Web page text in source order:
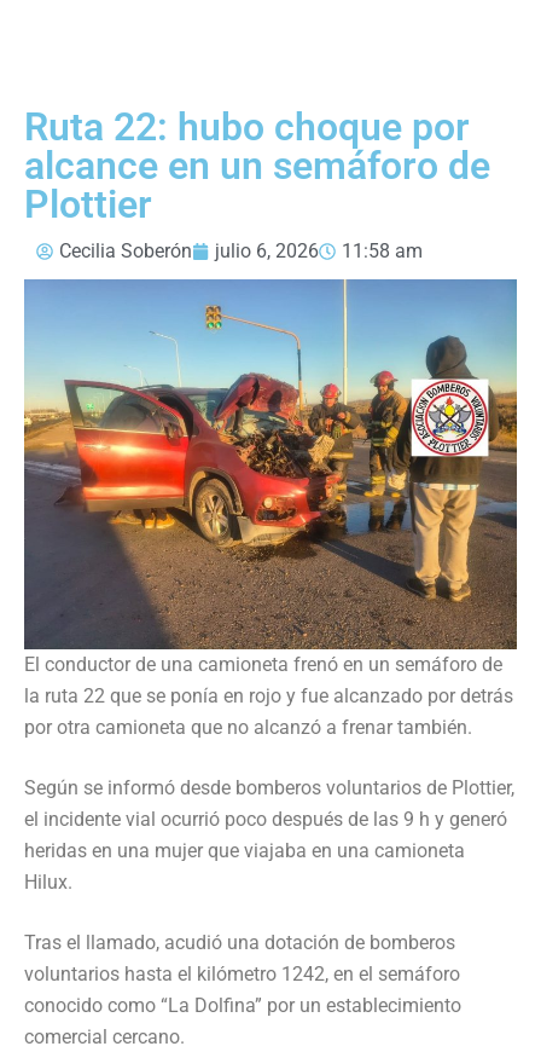
Ruta 22: hubo choque por
alcance en un semáforo de
Plottier
Cecilia Soberón julio 6, 2026 11:58 am
El conductor de una camioneta frenó en un semáforo de
la ruta 22 que se ponía en rojo y fue alcanzado por detrás
por otra camioneta que no alcanzó a frenar también.
Según se informó desde bomberos voluntarios de Plottier,
el incidente vial ocurrió poco después de las 9 h y generó
heridas en una mujer que viajaba en una camioneta
Hilux.
Tras el llamado, acudió una dotación de bomberos
voluntarios hasta el kilómetro 1242, en el semáforo
conocido como “La Dolfina” por un establecimiento
comercial cercano.